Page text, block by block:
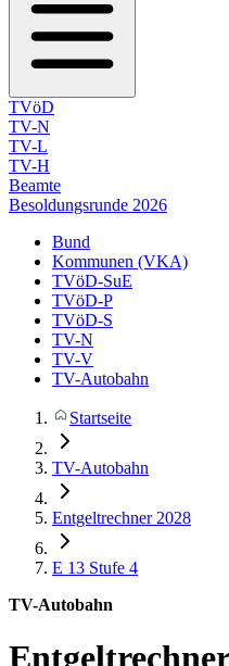
TVöD
TV-N
TV-L
TV-H
Beamte
Besoldungsrunde 2026
Bund
Kommunen (VKA)
TVöD-SuE
TVöD-P
TVöD-S
TV-N
TV-V
TV-Autobahn
Startseite
TV-Autobahn
Entgeltrechner 2028
E 13 Stufe 4
TV-Autobahn